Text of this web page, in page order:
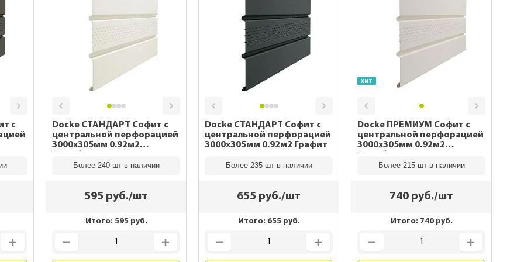
70 лет)
30 лет)
70 лет)
Утепление каркаса
Утепление перекрытий
с
и
софиты
с
Docke СТАНДАРТ Софит с
центральной перфорацией
3000х305мм 0.92м2
Более 240 шт в наличии
595 руб./шт
Итого: 595руб.
Docke СТАНДАРТ Софит с
центральной перфорацией
3000х305мм 0.92м2 Графит
Более 235 шт в наличии
655 руб./шт
Итого: 655руб.
ХИТ
Docke ПРЕМИУМ Софит с
центральной перфорацией
3000х305мм 0.92м2
Более 215 шт в наличии
740 руб./шт
Итого: 740руб.